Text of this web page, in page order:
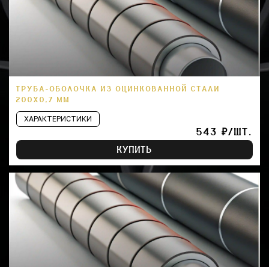
ТРУБА-ОБОЛОЧКА ИЗ ОЦИНКОВАННОЙ СТАЛИ
200Х0,7 ММ
ХАРАКТЕРИСТИКИ
543 ₽/ШТ.
КУПИТЬ